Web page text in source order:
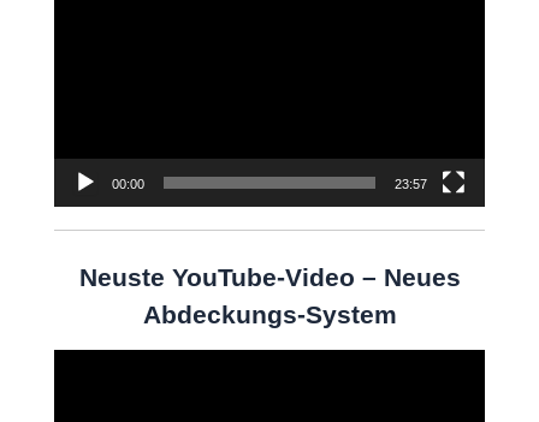
00:00 23:57
Neuste YouTube-Video – Neues
Abdeckungs-System